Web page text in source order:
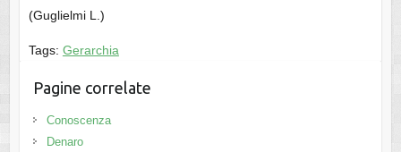
(Guglielmi L.)
Tags: Gerarchia
Pagine correlate
Conoscenza
Denaro